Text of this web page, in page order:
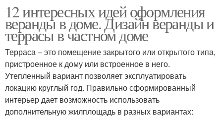
12 интересных идей оформления
веранды в доме. Дизайн веранды и
террасы в частном доме
Терраса – это помещение закрытого или открытого типа,
пристроенное к дому или встроенное в него.
Утепленный вариант позволяет эксплуатировать
локацию круглый год. Правильно сформированный
интерьер дает возможность использовать
дополнительную жилплощадь в разных вариантах: